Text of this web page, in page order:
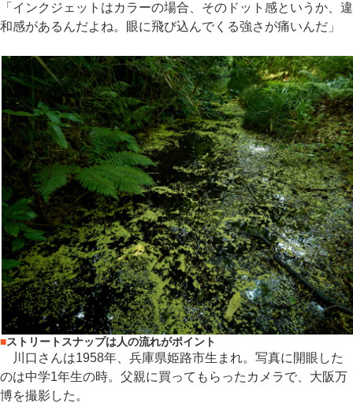
「インクジェットはカラーの場合、そのドット感というか、違
和感があるんだよね。眼に飛び込んでくる強さが痛いんだ」
■ストリートスナップは人の流れがポイント
川口さんは1958年、兵庫県姫路市生まれ。写真に開眼した
のは中学1年生の時。父親に買ってもらったカメラで、大阪万
博を撮影した。